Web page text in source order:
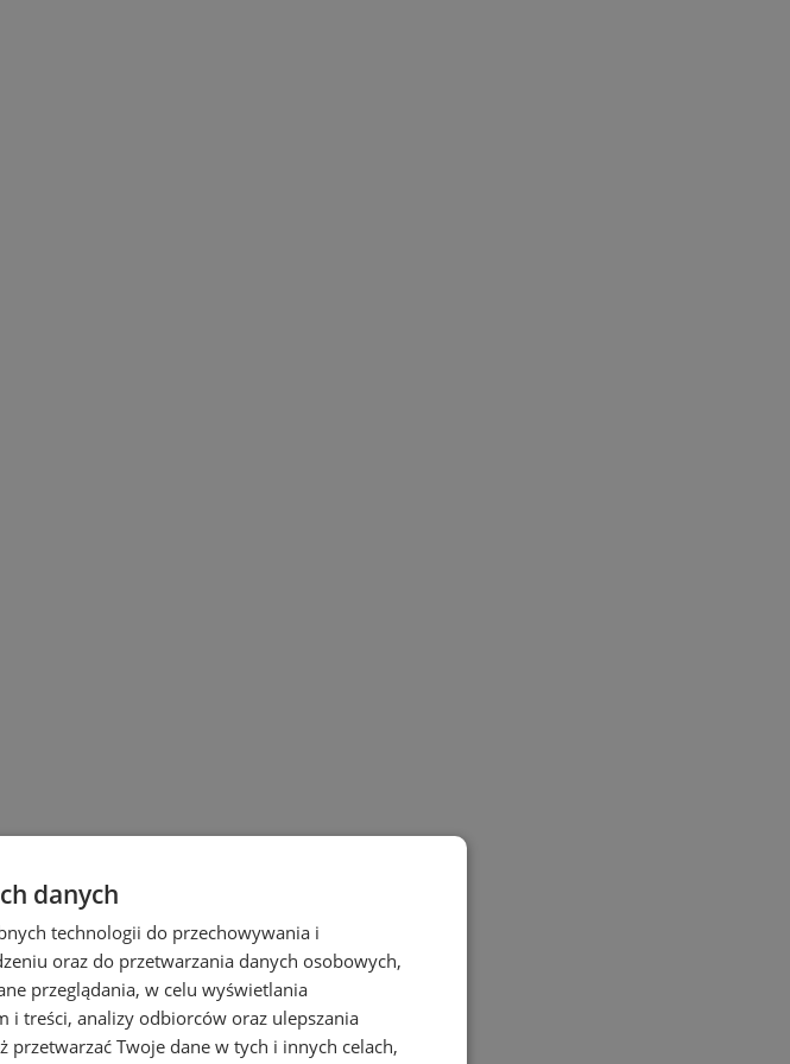
danych
technologii do przechowywania i
oraz do przetwarzania danych osobowych,
przeglądania, w celu wyświetlania
treści, analizy odbiorców oraz ulepszania
przetwarzać Twoje dane w tych i innych celach,